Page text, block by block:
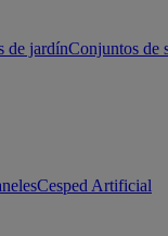
de jardínConjuntos de
Cesped Artificial